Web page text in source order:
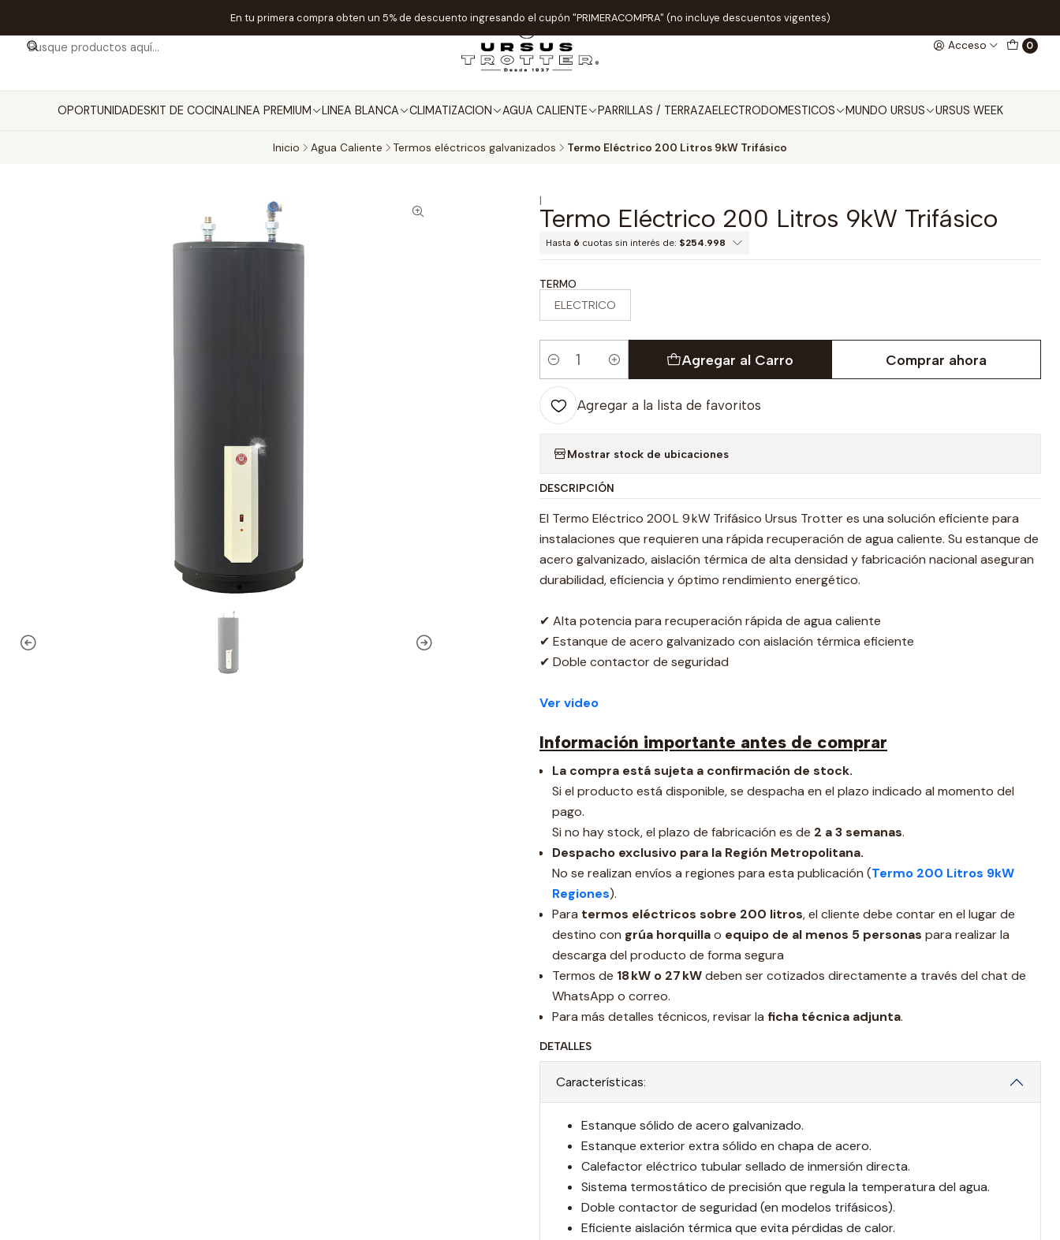
Acceso 0
OPORTUNIDADESKIT DE COCINALINEA PREMIUM LINEA BLANCA CLIMATIZACION AGUA CALIENTE PARRILLAS / TERRAZAELECTRODOMESTICOS MUNDO URSUS URSUS WEEK
En tu primera compra obten un 5% de descuento ingresando el cupón "PRIMERACOMPRA" (no incluye descuentos vigentes)
Inicio Agua Caliente Termos eléctricos galvanizados Termo Eléctrico 200 Litros 9kW Trifásico
|
Termo Eléctrico 200 Litros 9kW Trifásico
Hasta 6 cuotas sin interés de: $254.998
TERMO
ELECTRICO
Cantidad
Agregar al Carro Comprar ahora
Agregar a la lista de favoritos
Mostrar stock de ubicaciones
DESCRIPCIÓN
El Termo Eléctrico 200 L 9 kW Trifásico Ursus Trotter es una solución eficiente para
instalaciones que requieren una rápida recuperación de agua caliente. Su estanque de
acero galvanizado, aislación térmica de alta densidad y fabricación nacional aseguran
durabilidad, eficiencia y óptimo rendimiento energético.
✔ Alta potencia para recuperación rápida de agua caliente
✔ Estanque de acero galvanizado con aislación térmica eficiente
✔ Doble contactor de seguridad
Ver video
Información importante antes de comprar
La compra está sujeta a confirmación de stock.
Si el producto está disponible, se despacha en el plazo indicado al momento del
pago.
Si no hay stock, el plazo de fabricación es de 2 a 3 semanas.
Despacho exclusivo para la Región Metropolitana.
No se realizan envíos a regiones para esta publicación (Termo 200 Litros 9kW
Regiones).
Para termos eléctricos sobre 200 litros, el cliente debe contar en el lugar de
destino con grúa horquillao equipo de al menos 5 personas para realizar la
descarga del producto de forma segura
Termos de 18 kW o 27 kWdeben ser cotizados directamente a través del chat de
WhatsApp o correo.
Para más detalles técnicos, revisar la ficha técnica adjunta.
DETALLES
Características:
Estanque sólido de acero galvanizado.
Estanque exterior extra sólido en chapa de acero.
Calefactor eléctrico tubular sellado de inmersión directa.
Sistema termostático de precisión que regula la temperatura del agua.
Doble contactor de seguridad (en modelos trifásicos).
Eficiente aislación térmica que evita pérdidas de calor.